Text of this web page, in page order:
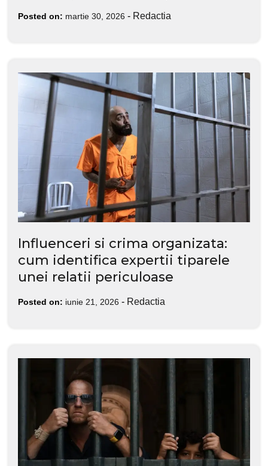
Posted on: martie 30, 2026 - Redactia
Influenceri si crima organizata:
cum identifica expertii tiparele
unei relatii periculoase
Posted on: iunie 21, 2026 - Redactia